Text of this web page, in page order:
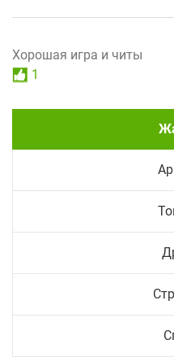
Хорошая игра и читы
1